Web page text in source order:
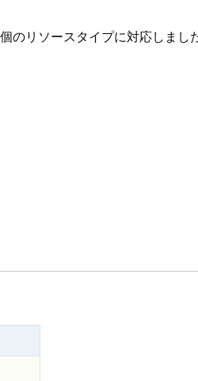
のリソースタイプに対応しまし